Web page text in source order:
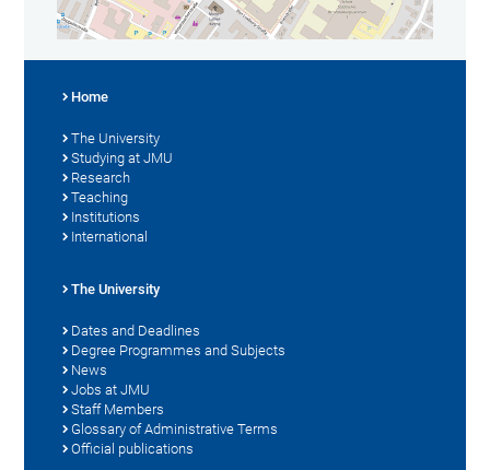
Home
The University
Studying at JMU
Research
Teaching
Institutions
International
The University
Dates and Deadlines
Degree Programmes and Subjects
News
Jobs at JMU
Staff Members
Glossary of Administrative Terms
Official publications